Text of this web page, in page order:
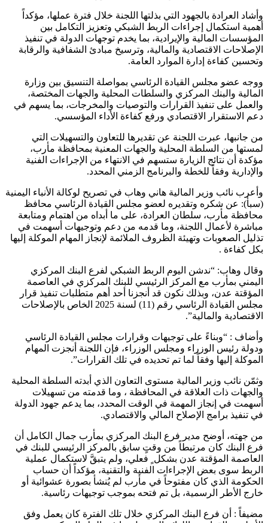
وأشاد العرادة بالجهود التي بذلتها اللجنة خلال فترة عملها، مؤكداً
أهمية استكمال إجراءات الربط الشبكي وتعزيز التكامل بين
المؤسسات المالية والإيرادية، بما يخدم توجهات الدولة في تنفيذ
الإصلاحات الاقتصادية والمالية، وترسيخ مبادئ الشفافية والرقابة
وتحسين كفاءة إدارة الموارد العامة.
ووجه عضو مجلس القيادة الرئاسي بمواصلة التنسيق بين وزارة
المالية والبنك المركزي والسلطات المحلية والجهات المختصة،
والعمل على تنفيذ القرارات والتوصيات والمخرجات، بما يسهم في
دعم الاستقرار الاقتصادي ورفع كفاءة الأداء المؤسسي.
من جانبها، عبرت اللجنة عن تقديرها للتعاون والتسهيلات التي
لمستها من السلطة المحلية والجهات المعنية بمحافظة مأرب،
مؤكدة أن نتائج الزيارة ستسهم في الانتهاء من الإجراءات الفنية
والإدارية وفقاً للخطة والبرنامج الزمني المحدد.
وأعرب نائب وزير المالية هاني وهاب في تصريح لوكالة الأنباء اليمنية
(سبأ): عن شكره وتقديره لعضو مجلس القيادة الرئاسي محافظ
محافظة مأرب، سلطان العرادة، على ما أبداه من اهتمام ومتابعة
مباشرة لأعمال اللجنة، وما قدمه من دعم وتوجيهات أسهمت في
تذليل الصعوبات وتهيئة الظروف الملائمة لإنجاز المهام الموكلة إليها
بكل كفاءة .
وقال وهاب: “ندشن اليوم الربط الشبكي لفرع البنك المركزي
اليمني بمأرب مع المركز الرئيسي للبنك المركزي في العاصمة
المؤقتة عدن، وبذلك نكون قد أنجزنا أحد أهم متطلبات تنفيذ قرار
مجلس القيادة الرئاسي رقم (11) لسنة 2025 الخاص بالإصلاحات
الاقتصادية والمالية”.
وأضاف : “وبناءً على توجيهات وقرارات مجلس القيادة الرئاسي
ودولة رئيس الوزراء ومجلس الوزراء، فإن اللجنة أنجزت المهام
الموكلة إليها وفقاً لما تم تحديده في تلك القرارات”.
وثمّن نائب وزير المالية مستوى التعاون الذي أبدته السلطة المحلية
والجهات ذات العلاقة في المحافظة ، وما قدمته من تسهيلات
أسهمت في إنجاز المهمة في الوقت المحدد، بما يدعم جهود الدولة
في تنفيذ برامج الإصلاح المالي والاقتصادي.
من جهته، أوضح مدير فرع البنك المركزي بمأرب جمال الكامل أن
فرع البنك كان مرتبطاً من وقتٍ سابق بالمركز الرئيسي للبنك في
العاصمة المؤقتة عدن بشكل ٍ فعلي، ولم يتبقَّ لاستكمال عملية
الربط سوى بعض الإجراءات الفنية والتقنية، مؤكداً أن حساب
الحكومة الذي كان مفتوحاً في مأرب لم يُنشأ بصورة عشوائية أو
خارج الأطر الرسمية، بل تم فتحه بموجب توجيهات رئاسية.
مضيفاً : أن فرع البنك المركزي خلال تلك الفترة كان يعمل وفق